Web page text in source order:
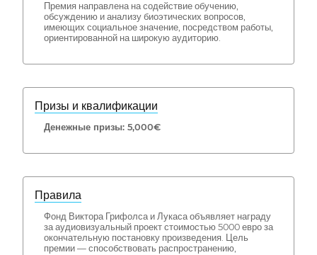
Премия направлена на содействие обучению,
обсуждению и анализу биоэтических вопросов,
имеющих социальное значение, посредством работы,
ориентированной на широкую аудиторию.
Призы и квалификации
Денежные призы: 5,000€
Правила
Фонд Виктора Грифолса и Лукаса объявляет награду
за аудиовизуальный проект стоимостью 5000 евро за
окончательную постановку произведения. Цель
премии — способствовать распространению,